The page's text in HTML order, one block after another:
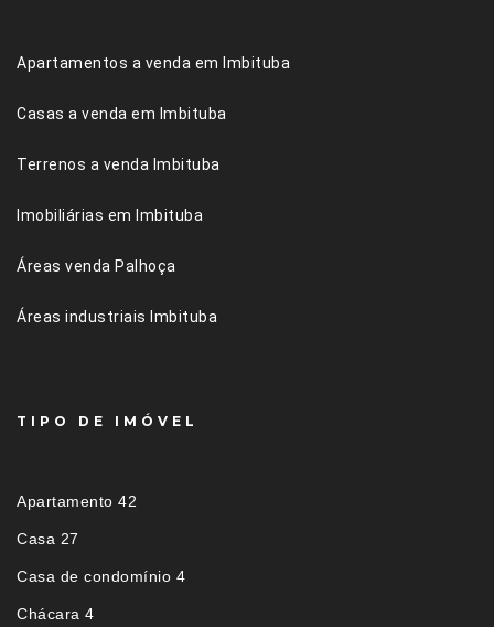
Apartamentos a venda em Imbituba
Casas a venda em Imbituba
Terrenos a venda Imbituba
Imobiliárias em Imbituba
Áreas venda Palhoça
Áreas industriais Imbituba
TIPO DE IMÓVEL
Apartamento 42
Casa 27
Casa de condomínio 4
Chácara 4